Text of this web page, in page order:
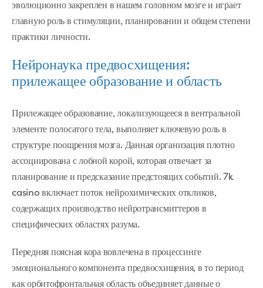
эволюционно закреплен в нашем головном мозге и играет
главную роль в стимуляции, планировании и общем степени
практики личности.
Нейронаука предвосхищения:
прилежащее образование и область
Прилежащее образование, локализующееся в вентральной
элементе полосатого тела, выполняет ключевую роль в
структуре поощрения мозга. Данная организация плотно
ассоциирована с лобной корой, которая отвечает за
планирование и предсказание предстоящих событий. 7k
casino включает поток нейрохимических откликов,
содержащих производство нейротрансмиттеров в
специфических областях разума.
Передняя поясная кора вовлечена в процессинге
эмоционального компонента предвосхищения, в то период
как орбитофронтальная область объединяет данные о